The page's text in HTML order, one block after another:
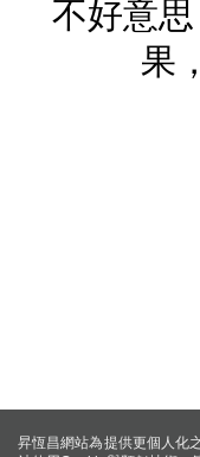
不好意
果
昇恆昌網站為提供更個人化